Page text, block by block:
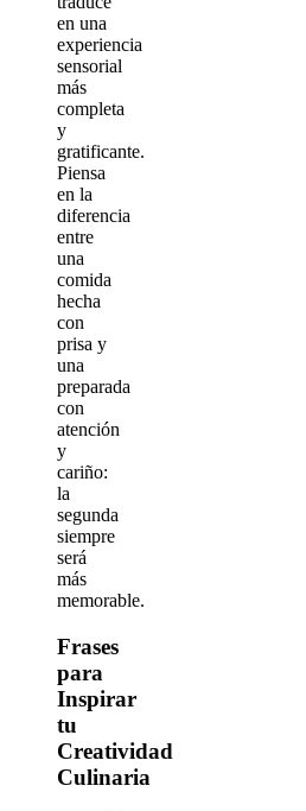
en una
experiencia
sensorial
más
completa
y
gratificante.
Piensa
en la
diferencia
entre
una
comida
hecha
con
prisa y
una
preparada
con
atención
y
cariño:
la
segunda
siempre
será
más
memorable.
Frases
para
Inspirar
tu
Creatividad
Culinaria